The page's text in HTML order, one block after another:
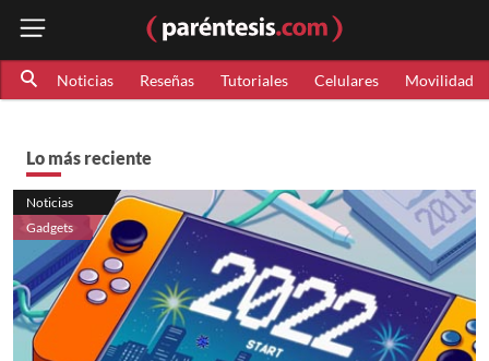
Noticias Reseñas Tutoriales Celulares Movilidad
Lo más reciente
Noticias
Gadgets